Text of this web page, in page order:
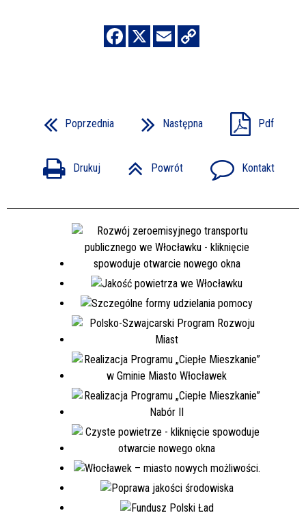
Poprzednia Następna Pdf
Drukuj Powrót Kontakt